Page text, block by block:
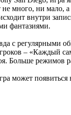
не много, ни
внутри
фантазиями.
с
– «Каждый
Больше режимов
может